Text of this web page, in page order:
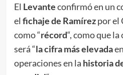
El Levanteconfirmó en un
el fichaje de Ramírezpor el
como “récord“, como que
será “la cifra más elevada
operaciones en la historia